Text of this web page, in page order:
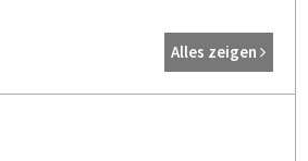
Alles zeigen